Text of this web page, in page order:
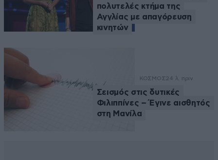
πολυτελές κτήμα της
Αγγλίας με απαγόρευση
κινητών
ΚΟΣΜΟΣ24 λ. πριν
Σεισμός στις δυτικές
Φιλιππίνες – Έγινε αισθητός
στη Μανίλα